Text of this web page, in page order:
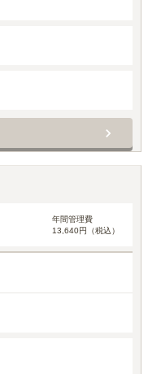
年間管理費
13,640円（税込）